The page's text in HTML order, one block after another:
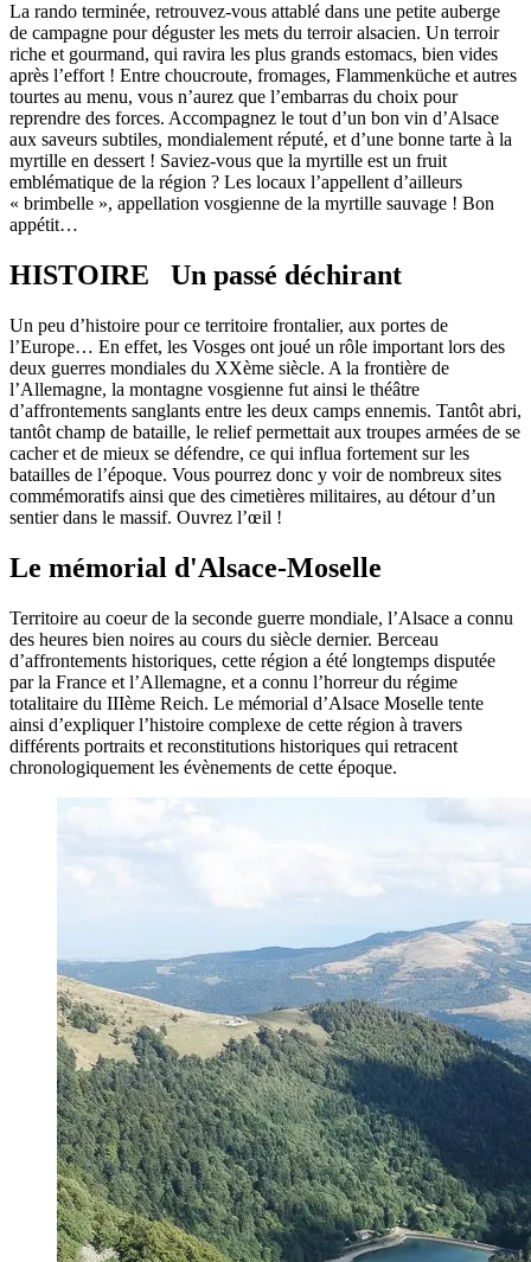
La rando terminée, retrouvez-vous attablé dans une petite auberge
de campagne pour déguster les mets du terroir alsacien. Un terroir
riche et gourmand, qui ravira les plus grands estomacs, bien vides
après l’effort ! Entre choucroute, fromages, Flammenküche et autres
tourtes au menu, vous n’aurez que l’embarras du choix pour
reprendre des forces. Accompagnez le tout d’un bon vin d’Alsace
aux saveurs subtiles, mondialement réputé, et d’une bonne tarte à la
myrtille en dessert ! Saviez-vous que la myrtille est un fruit
emblématique de la région ? Les locaux l’appellent d’ailleurs
« brimbelle », appellation vosgienne de la myrtille sauvage ! Bon
appétit…
HISTOIRE Un passé déchirant
Un peu d’histoire pour ce territoire frontalier, aux portes de
l’Europe… En effet, les Vosges ont joué un rôle important lors des
deux guerres mondiales du XXème siècle. A la frontière de
l’Allemagne, la montagne vosgienne fut ainsi le théâtre
d’affrontements sanglants entre les deux camps ennemis. Tantôt abri,
tantôt champ de bataille, le relief permettait aux troupes armées de se
cacher et de mieux se défendre, ce qui influa fortement sur les
batailles de l’époque. Vous pourrez donc y voir de nombreux sites
commémoratifs ainsi que des cimetières militaires, au détour d’un
sentier dans le massif. Ouvrez l’œil !
Le mémorial d'Alsace-Moselle
Territoire au coeur de la seconde guerre mondiale, l’Alsace a connu
des heures bien noires au cours du siècle dernier. Berceau
d’affrontements historiques, cette région a été longtemps disputée
par la France et l’Allemagne, et a connu l’horreur du régime
totalitaire du IIIème Reich. Le mémorial d’Alsace Moselle tente
ainsi d’expliquer l’histoire complexe de cette région à travers
différents portraits et reconstitutions historiques qui retracent
chronologiquement les évènements de cette époque.